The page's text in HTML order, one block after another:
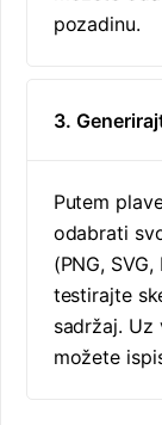
pozadinu.
3.
Putem
odabrati
(PNG,
testirajte
sadržaj. Uz
možete